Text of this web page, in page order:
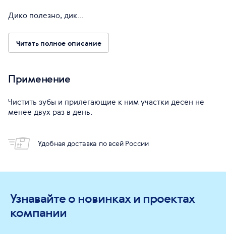
Дико полезно, дик...
Читать полное описание
Применение
Чистить зубы и прилегающие к ним участки десен не
менее двух раз в день.
Удобная доставка по всей России
Узнавайте о новинках и проектах
компании